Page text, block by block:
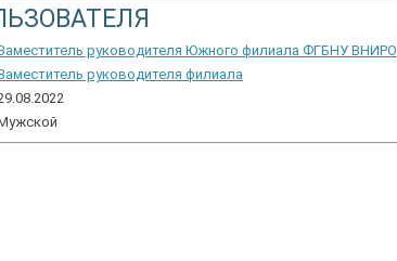
руководителя Южного филиала ФГБНУ ВНИРО
руководителя филиала